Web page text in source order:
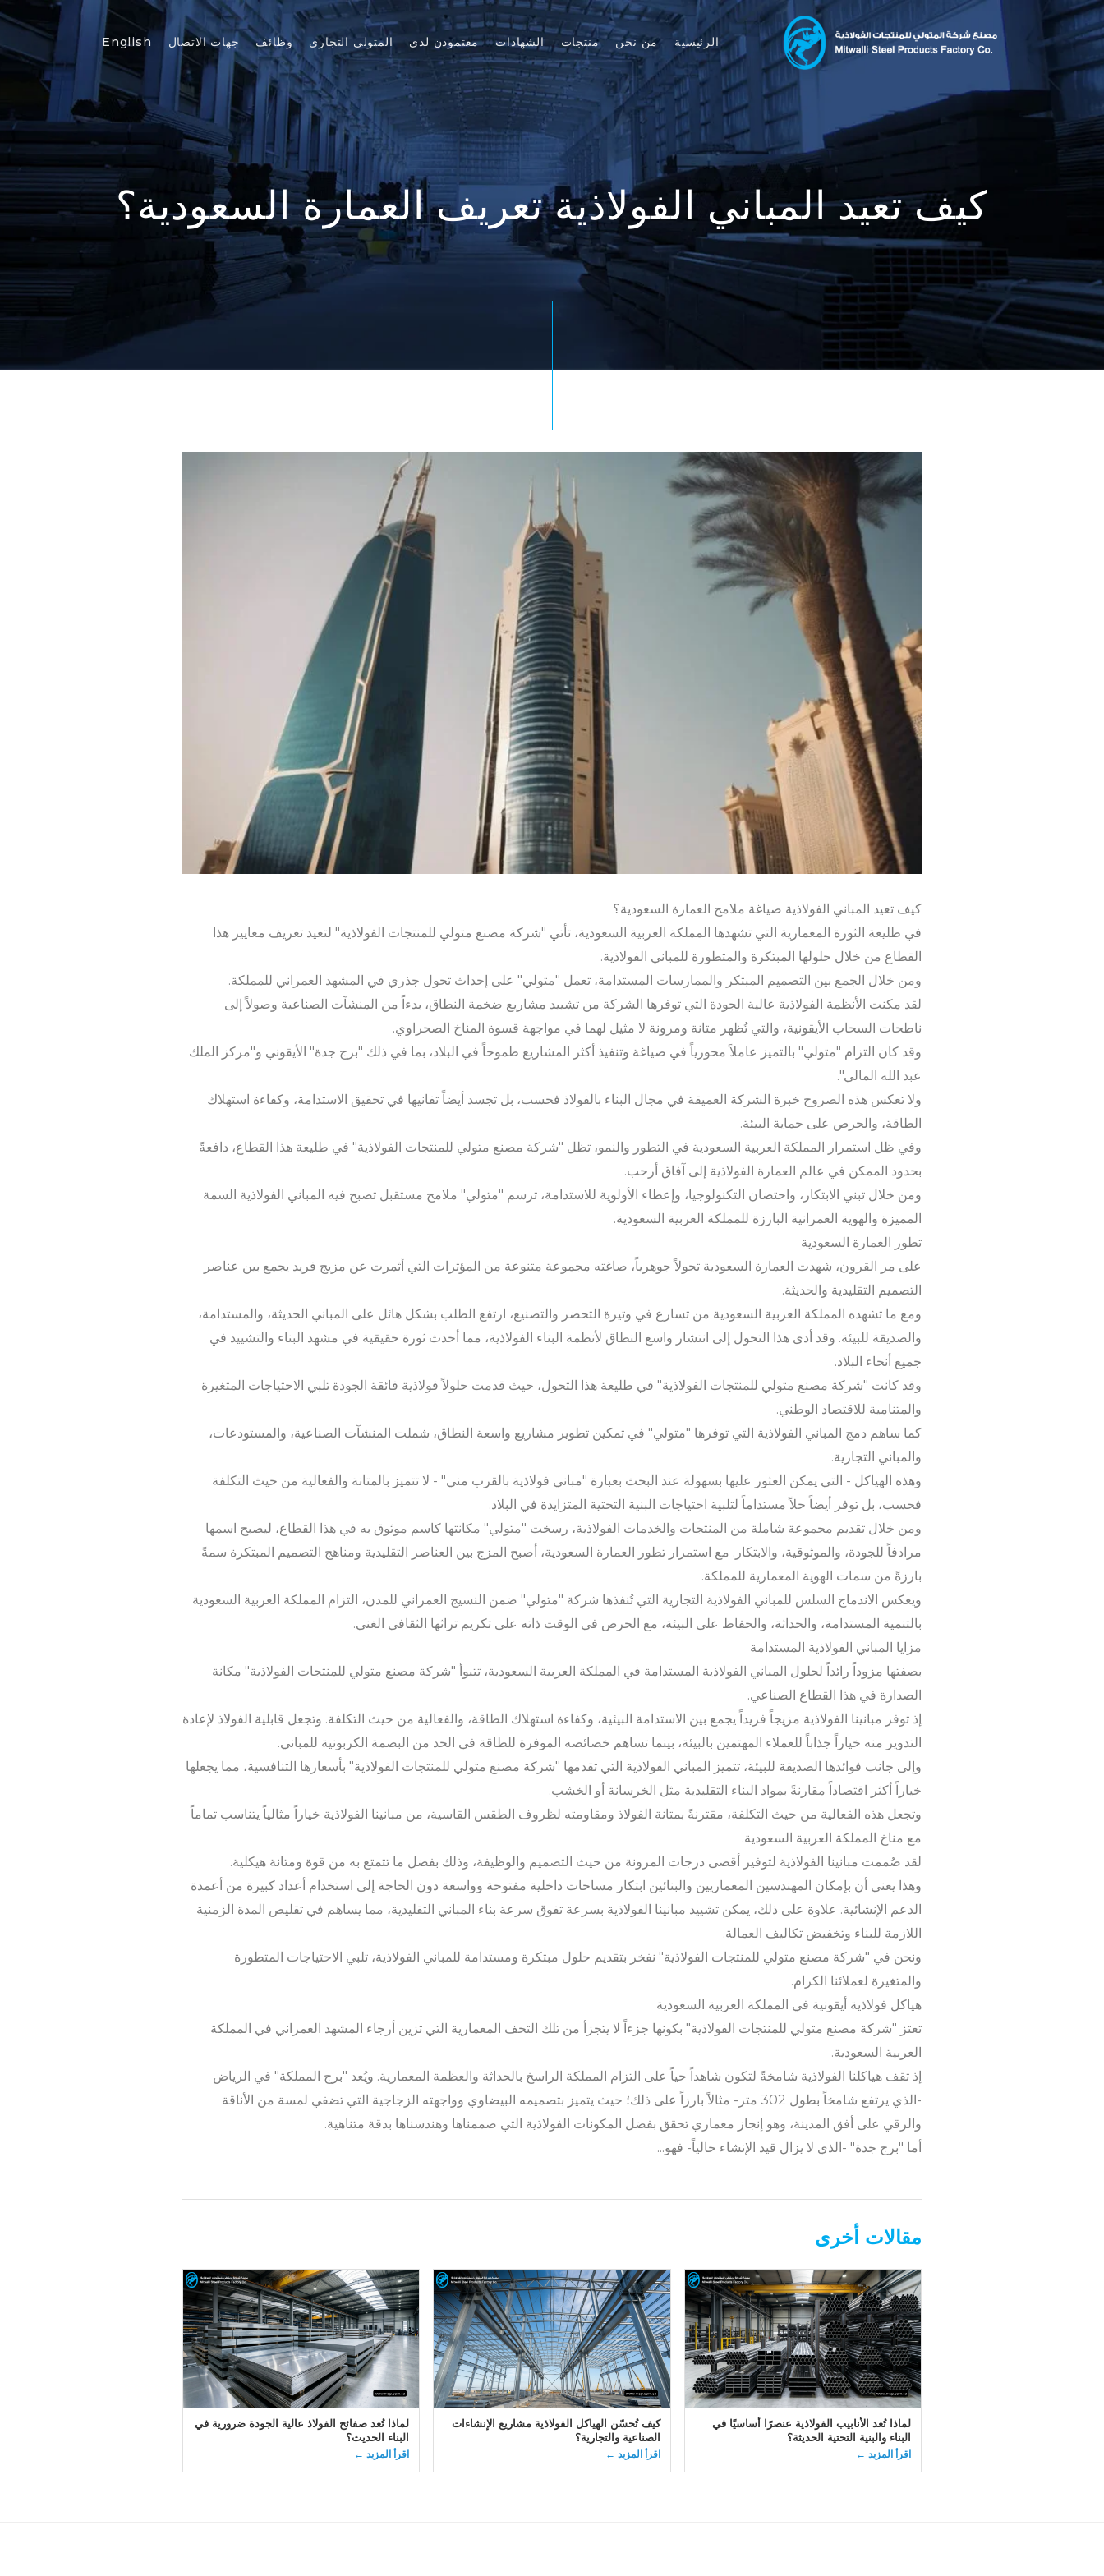
الرئيسية من نحن منتجات الشهادات معتمودن لدى المتولي التجاري وظائف جهات الاتصال English
كيف تعيد المباني الفولاذية تعريف العمارة السعودية؟
كيف تعيد المباني الفولاذية صياغة ملامح العمارة السعودية؟
في طليعة الثورة المعمارية التي تشهدها المملكة العربية السعودية، تأتي "شركة مصنع متولي للمنتجات الفولاذية" لتعيد تعريف معايير هذا
القطاع من خلال حلولها المبتكرة والمتطورة للمباني الفولاذية.
ومن خلال الجمع بين التصميم المبتكر والممارسات المستدامة، تعمل "متولي" على إحداث تحول جذري في المشهد العمراني للمملكة.
لقد مكنت الأنظمة الفولاذية عالية الجودة التي توفرها الشركة من تشييد مشاريع ضخمة النطاق، بدءاً من المنشآت الصناعية وصولاً إلى
ناطحات السحاب الأيقونية، والتي تُظهر متانة ومرونة لا مثيل لهما في مواجهة قسوة المناخ الصحراوي.
وقد كان التزام "متولي" بالتميز عاملاً محورياً في صياغة وتنفيذ أكثر المشاريع طموحاً في البلاد، بما في ذلك "برج جدة" الأيقوني و"مركز الملك
عبد الله المالي".
ولا تعكس هذه الصروح خبرة الشركة العميقة في مجال البناء بالفولاذ فحسب، بل تجسد أيضاً تفانيها في تحقيق الاستدامة، وكفاءة استهلاك
الطاقة، والحرص على حماية البيئة.
وفي ظل استمرار المملكة العربية السعودية في التطور والنمو، تظل "شركة مصنع متولي للمنتجات الفولاذية" في طليعة هذا القطاع، دافعةً
بحدود الممكن في عالم العمارة الفولاذية إلى آفاق أرحب.
ومن خلال تبني الابتكار، واحتضان التكنولوجيا، وإعطاء الأولوية للاستدامة، ترسم "متولي" ملامح مستقبل تصبح فيه المباني الفولاذية السمة
المميزة والهوية العمرانية البارزة للمملكة العربية السعودية.
تطور العمارة السعودية
على مر القرون، شهدت العمارة السعودية تحولاً جوهرياً، صاغته مجموعة متنوعة من المؤثرات التي أثمرت عن مزيج فريد يجمع بين عناصر
التصميم التقليدية والحديثة.
ومع ما تشهده المملكة العربية السعودية من تسارع في وتيرة التحضر والتصنيع، ارتفع الطلب بشكل هائل على المباني الحديثة، والمستدامة،
والصديقة للبيئة. وقد أدى هذا التحول إلى انتشار واسع النطاق لأنظمة البناء الفولاذية، مما أحدث ثورة حقيقية في مشهد البناء والتشييد في
جميع أنحاء البلاد.
وقد كانت "شركة مصنع متولي للمنتجات الفولاذية" في طليعة هذا التحول، حيث قدمت حلولاً فولاذية فائقة الجودة تلبي الاحتياجات المتغيرة
والمتنامية للاقتصاد الوطني.
كما ساهم دمج المباني الفولاذية التي توفرها "متولي" في تمكين تطوير مشاريع واسعة النطاق، شملت المنشآت الصناعية، والمستودعات،
والمباني التجارية.
وهذه الهياكل - التي يمكن العثور عليها بسهولة عند البحث بعبارة "مباني فولاذية بالقرب مني" - لا تتميز بالمتانة والفعالية من حيث التكلفة
فحسب، بل توفر أيضاً حلاً مستداماً لتلبية احتياجات البنية التحتية المتزايدة في البلاد.
ومن خلال تقديم مجموعة شاملة من المنتجات والخدمات الفولاذية، رسخت "متولي" مكانتها كاسم موثوق به في هذا القطاع، ليصبح اسمها
مرادفاً للجودة، والموثوقية، والابتكار. مع استمرار تطور العمارة السعودية، أصبح المزج بين العناصر التقليدية ومناهج التصميم المبتكرة سمةً
بارزةً من سمات الهوية المعمارية للمملكة.
ويعكس الاندماج السلس للمباني الفولاذية التجارية التي تُنفذها شركة "متولي" ضمن النسيج العمراني للمدن، التزام المملكة العربية السعودية
بالتنمية المستدامة، والحداثة، والحفاظ على البيئة، مع الحرص في الوقت ذاته على تكريم تراثها الثقافي الغني.
مزايا المباني الفولاذية المستدامة
بصفتها مزوداً رائداً لحلول المباني الفولاذية المستدامة في المملكة العربية السعودية، تتبوأ "شركة مصنع متولي للمنتجات الفولاذية" مكانة
الصدارة في هذا القطاع الصناعي.
إذ توفر مبانينا الفولاذية مزيجاً فريداً يجمع بين الاستدامة البيئية، وكفاءة استهلاك الطاقة، والفعالية من حيث التكلفة. وتجعل قابلية الفولاذ لإعادة
التدوير منه خياراً جذاباً للعملاء المهتمين بالبيئة، بينما تساهم خصائصه الموفرة للطاقة في الحد من البصمة الكربونية للمباني.
وإلى جانب فوائدها الصديقة للبيئة، تتميز المباني الفولاذية التي تقدمها "شركة مصنع متولي للمنتجات الفولاذية" بأسعارها التنافسية، مما يجعلها
خياراً أكثر اقتصاداً مقارنةً بمواد البناء التقليدية مثل الخرسانة أو الخشب.
وتجعل هذه الفعالية من حيث التكلفة، مقترنةً بمتانة الفولاذ ومقاومته لظروف الطقس القاسية، من مبانينا الفولاذية خياراً مثالياً يتناسب تماماً
مع مناخ المملكة العربية السعودية.
لقد صُممت مبانينا الفولاذية لتوفير أقصى درجات المرونة من حيث التصميم والوظيفة، وذلك بفضل ما تتمتع به من قوة ومتانة هيكلية.
وهذا يعني أن بإمكان المهندسين المعماريين والبنائين ابتكار مساحات داخلية مفتوحة وواسعة دون الحاجة إلى استخدام أعداد كبيرة من أعمدة
الدعم الإنشائية. علاوة على ذلك، يمكن تشييد مبانينا الفولاذية بسرعة تفوق سرعة بناء المباني التقليدية، مما يساهم في تقليص المدة الزمنية
اللازمة للبناء وتخفيض تكاليف العمالة.
ونحن في "شركة مصنع متولي للمنتجات الفولاذية" نفخر بتقديم حلول مبتكرة ومستدامة للمباني الفولاذية، تلبي الاحتياجات المتطورة
والمتغيرة لعملائنا الكرام.
هياكل فولاذية أيقونية في المملكة العربية السعودية
تعتز "شركة مصنع متولي للمنتجات الفولاذية" بكونها جزءاً لا يتجزأ من تلك التحف المعمارية التي تزين أرجاء المشهد العمراني في المملكة
العربية السعودية.
إذ تقف هياكلنا الفولاذية شامخةً لتكون شاهداً حياً على التزام المملكة الراسخ بالحداثة والعظمة المعمارية. ويُعد "برج المملكة" في الرياض
-الذي يرتفع شامخاً بطول 302 متر- مثالاً بارزاً على ذلك؛ حيث يتميز بتصميمه البيضاوي وواجهته الزجاجية التي تضفي لمسة من الأناقة
والرقي على أفق المدينة، وهو إنجاز معماري تحقق بفضل المكونات الفولاذية التي صممناها وهندسناها بدقة متناهية.
أما "برج جدة" -الذي لا يزال قيد الإنشاء حالياً- فهو...
مقالات أخرى
لماذا تُعد الأنابيب الفولاذية عنصرًا أساسيًا في
البناء والبنية التحتية الحديثة؟
اقرأ المزيد ←
كيف تُحسّن الهياكل الفولاذية مشاريع الإنشاءات
الصناعية والتجارية؟
اقرأ المزيد ←
لماذا تُعد صفائح الفولاذ عالية الجودة ضرورية في
البناء الحديث؟
اقرأ المزيد ←